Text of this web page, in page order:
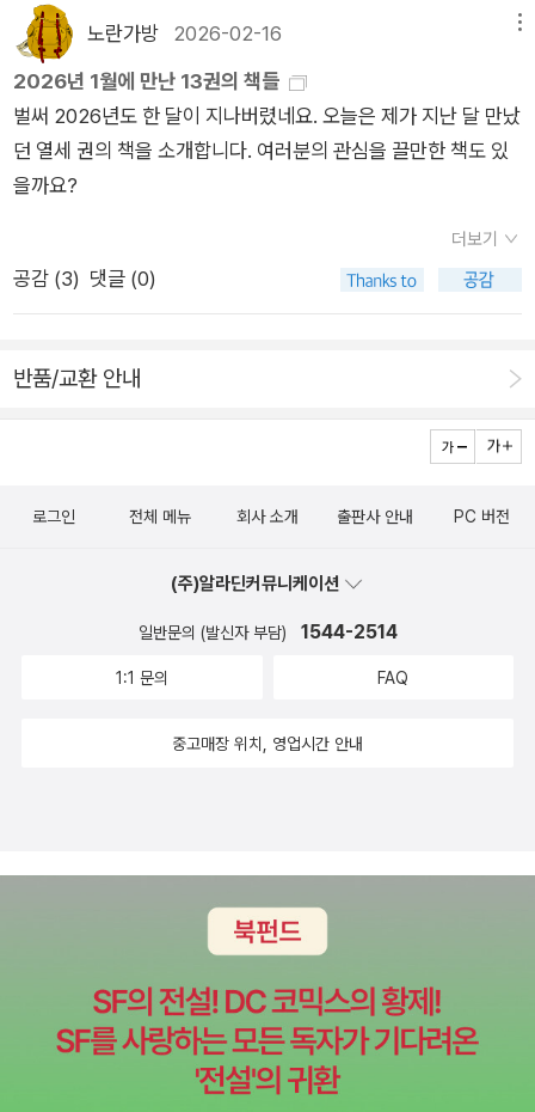
실패와 좌절을 견디는 것이 더 힘들 수 있다. 어제까지 잘 돌아가
던 프로그램이 갑자기 오류를 뿜어내거나, 몇 시간 동안 찾던 버
그가 단순한 오타였던 경우를 경험하면 허탈함을 느끼게 된다. 하
지만 이런 과정들이 모두 성장의 밑거름이 된다. 에러 메시지를
보며 당황하던 초보자가, 시간이 지나면서 에러 메시지를 보고 대
략 어디가 문제인지 짐작할 수 있게 된다. 구글링을 통해 해결책
길은 특히 외로울 수 있다. 막혔을 때 바로 물어볼 동료나 선생님
시 만났을 때 더 빠르게 해결할 수 있게 해준다.코딩의 세계로 들
어간다는 것은 하나의 여행을 시작하는 것과 같다. 처음에는 모든
것이 낯설고 어려워 보이지만, 점점 익숙해지면서 그 속에서 자신
중요한 것은 자신만의 속도로, 자신만의 방식으로 걸어가는 것이
나를 만들어가면 된다. 코딩은 결코 특별한 사람들만의 전유물이
아니다. 조금의 호기심과 꾸준함만 있다면 누구나 시작할 수 있
를 활용한 코딩은 정말 혁신적인 것 같다.개발자는 프런트엔드,
밴엔드, 모바일 앱 등 다양한 분야가 있는데, 자신이 가고자하는
방향에 따라 학습할 내용도 다르니 한번 살펴볼 필요가 있다. 마
지막 5장의 개발자의 하루는 저자를 비롯 많은 개발자들의 삶이
잘 녹아들어간 내용이 담겨있으니 개발자가 되고픈 분들은 꼭 읽
어봤으면 하는 내용이다.​앞서 얘기했듯이 개발자가 되기 위한 관
아 작성한 리뷰입니다​#내손위의코딩 #개발자안내서 #고코더 #
는지, 또 이 코스들을 마치고 날 때의 막막함을 예견한 듯 그 후의
첫 걸음은 어떻게 떼어야 하는지를 알려주는 챕터다. ’3장. 코딩
을 배워봅시다‘에서는 책으로, 블로그로, 또 저자의 방법으로 코
딩을 공부하는 법을 다룬다. ’4장 개발자로 변신하기‘에서는 프런
트엔드, 백엔드 개발자 혹은 모바일 앱 개발자 등 직군별 성향에
대해 설명해준다. 또 정규직과 프리랜서의 비교는 잘 아는 선배
개발자에게 비싼 밥으로 꼬셔서만 들을 수 있는 이야기지 않을
느끼는 모든 것을 담았다. 개인적으로 2장 중 ’인공지능과 함께
는 직업이 없어질 거라는 보도와는 달리 저자는 ’인공지능 학습도
었다. 물론 친구분은 코딩 학습을 AI로 했다는 내용이긴 했으나
이어서 “과거와 달리 인공지능과의 협업 개발물에 대한 기업 내
수용도가 눈에 띄게 높아졌다. 오히려 인공지능을 활용하는 개발
니어 개발자인 저자의 시점에서도 인공지능활용이 필수적인 흐
을 떠올렸다. 또 5장에서 ’화성에서 온 개발자‘라는 챕터도 눈에
시작했다. 특히 이들은 언어가 너무 달랐다. 분명히 같은 말을 사
은 설명을 원하는데 이 화성 외계인은 항시 애매모호하게 설명을
한 후에 ’그래서 모른다‘로 끝나곤했다. 나는 그 이유가 MBTI의
T라서가 아니라, 개발자라는 직업 탓이란 걸 이해하게 되었다. 그
직업이 우리 지구인을 외계인으로 만들었구나. 끙 아빠, 힘내세
요. 코딩책에서 부부고민해결은 덤.“이 책은 코딩을 배우고자 하
는 모든 이를 위한 안내서다. 그리고 개발자를 꿈꾸는 사람들, 특
노란가방 2026-02-16
2026년 1월에 만난 13권의 책들
벌써 2026년도 한 달이 지나버렸네요. 오늘은 제가 지난 달 만났
던 열세 권의 책을 소개합니다. 여러분의 관심을 끌만한 책도 있
을까요?
더보기
공감 (3) 댓글 (0)
반품/교환 안내
로그인 전체 메뉴 회사 소개 출판사 안내 PC 버전
(주)알라딘커뮤니케이션
일반문의 (발신자 부담) 1544-2514
1:1 문의 FAQ
중고매장 위치, 영업시간 안내